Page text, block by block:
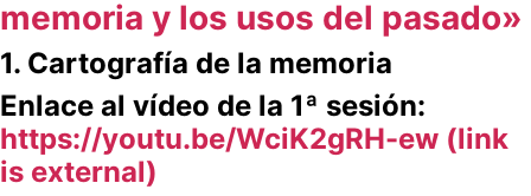
memoria y los usos del pasado»
1. Cartografía de la memoria
Enlace al vídeo de la 1ª sesión:
https://youtu.be/WciK2gRH-ew (link
is external)